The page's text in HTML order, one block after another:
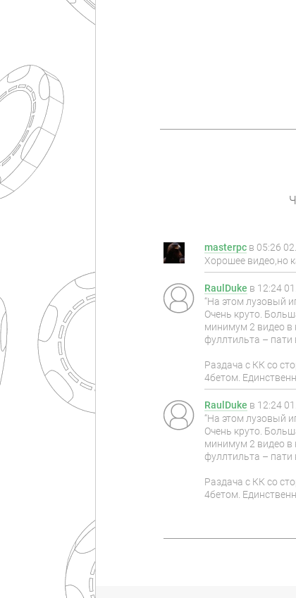
masterpc в 05:26
Хорошее видео,но
RaulDuke в 12:24
“На этом лузовый
Очень круто.
минимум 2 видео в
фуллтильта – пати
Раздача с КК со
4бетом.
RaulDuke в 12:24
“На этом лузовый
Очень круто.
минимум 2 видео в
фуллтильта – пати
Раздача с КК со
4бетом.